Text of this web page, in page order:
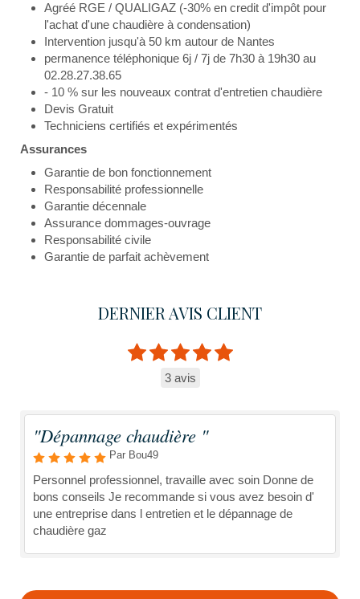
Agréé RGE / QUALIGAZ (-30% en credit d'impôt pour
l'achat d'une chaudière à condensation)
Intervention jusqu'à 50 km autour de Nantes
permanence téléphonique 6j / 7j de 7h30 à 19h30 au
02.28.27.38.65
- 10 % sur les nouveaux contrat d'entretien chaudière
Devis Gratuit
Techniciens certifiés et expérimentés
Assurances
Garantie de bon fonctionnement
Responsabilité professionnelle
Garantie décennale
Assurance dommages-ouvrage
Responsabilité civile
Garantie de parfait achèvement
DERNIER AVIS CLIENT
3 avis
"Dépannage chaudière "
Par Bou49
Personnel professionnel, travaille avec soin Donne de
bons conseils Je recommande si vous avez besoin d'
une entreprise dans l entretien et le dépannage de
chaudière gaz